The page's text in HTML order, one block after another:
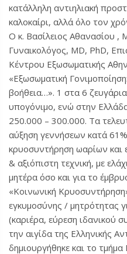
κατάλληλη αντιηλιακή
καλοκαίρι, αλλά όλο τον
Ο κ. Βασίλειος Αθανασίου ,
Γυναικολόγος, MD, PhD,
Κέντρου Εξωσωματικής
«Εξωσωματική
βοήθεια…». 1 στα 6
υπογόνιμο, ενώ στην
250.000 – 300.000. Τα
αύξηση γεννήσεων κατά
κρυοσυντήρηση ωαρίων και
& αξιόπιστη τεχνική, με
μητέρα όσο και για το
«Κοινωνική
εγκυμοσύνης / μητρότητας
(καριέρα, εύρεση ιδανικού
την αιγίδα της Ελληνικής
δημιουργήθηκε και το